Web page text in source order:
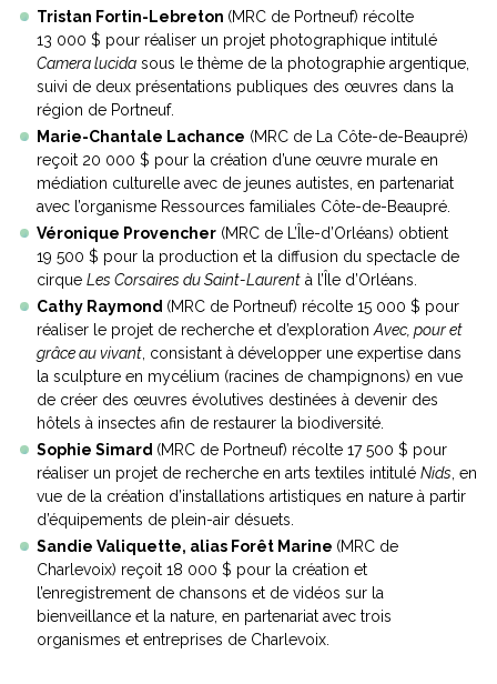
Tristan Fortin-Lebreton (MRC de Portneuf) récolte
13 000 $ pour réaliser un projet photographique intitulé
Camera lucida sous le thème de la photographie argentique,
suivi de deux présentations publiques des œuvres dans la
région de Portneuf.
Marie-Chantale Lachance (MRC de La Côte-de-Beaupré)
reçoit 20 000 $ pour la création d’une œuvre murale en
médiation culturelle avec de jeunes autistes, en partenariat
avec l’organisme Ressources familiales Côte-de-Beaupré.
Véronique Provencher (MRC de L’Île-d’Orléans) obtient
19 500 $ pour la production et la diffusion du spectacle de
cirque Les Corsaires du Saint-Laurent à l’Île d’Orléans.
Cathy Raymond (MRC de Portneuf) récolte 15 000 $ pour
réaliser le projet de recherche et d’exploration Avec, pour et
grâce au vivant , consistant à développer une expertise dans
la sculpture en mycélium (racines de champignons) en vue
de créer des œuvres évolutives destinées à devenir des
hôtels à insectes afin de restaurer la biodiversité.
Sophie Simard (MRC de Portneuf) récolte 17 500 $ pour
réaliser un projet de recherche en arts textiles intitulé Nids , en
vue de la création d’installations artistiques en nature à partir
d’équipements de plein-air désuets.
Sandie Valiquette, alias Forêt Marine (MRC de
Charlevoix) reçoit 18 000 $ pour la création et
l’enregistrement de chansons et de vidéos sur la
bienveillance et la nature, en partenariat avec trois
organismes et entreprises de Charlevoix.